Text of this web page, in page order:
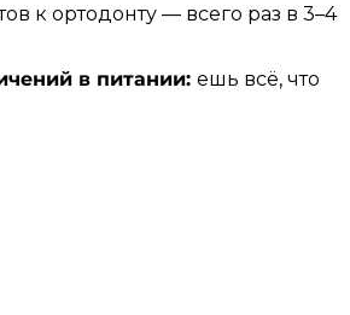
к ортодонту — всего раз в 3–4
в питании: ешь всё, что